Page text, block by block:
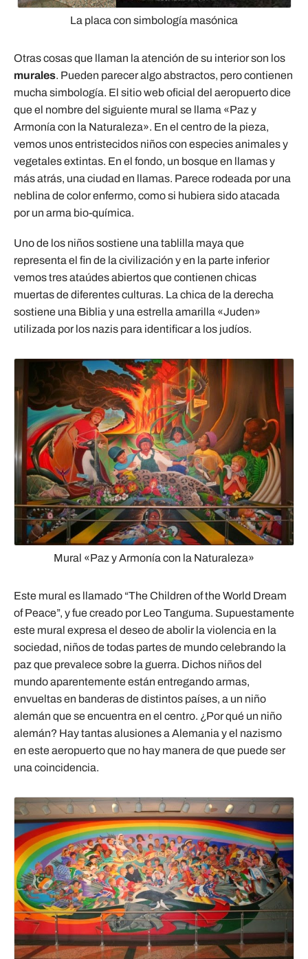
La placa con simbología masónica
Otras cosas que llaman la atención de su interior son los
murales. Pueden parecer algo abstractos, pero contienen
mucha simbología. El sitio web oficial del aeropuerto dice
que el nombre del siguiente mural se llama «Paz y
Armonía con la Naturaleza». En el centro de la pieza,
vemos unos entristecidos niños con especies animales y
vegetales extintas. En el fondo, un bosque en llamas y
más atrás, una ciudad en llamas. Parece rodeada por una
neblina de color enfermo, como si hubiera sido atacada
por un arma bio-química.
Uno de los niños sostiene una tablilla maya que
representa el fin de la civilización y en la parte inferior
vemos tres ataúdes abiertos que contienen chicas
muertas de diferentes culturas. La chica de la derecha
sostiene una Biblia y una estrella amarilla «Juden»
utilizada por los nazis para identificar a los judíos.
Mural «Paz y Armonía con la Naturaleza»
Este mural es llamado “The Children of the World Dream
of Peace”, y fue creado por Leo Tanguma. Supuestamente
este mural expresa el deseo de abolir la violencia en la
sociedad, niños de todas partes de mundo celebrando la
paz que prevalece sobre la guerra. Dichos niños del
mundo aparentemente están entregando armas,
envueltas en banderas de distintos países, a un niño
alemán que se encuentra en el centro. ¿Por qué un niño
alemán? Hay tantas alusiones a Alemania y el nazismo
en este aeropuerto que no hay manera de que puede ser
una coincidencia.